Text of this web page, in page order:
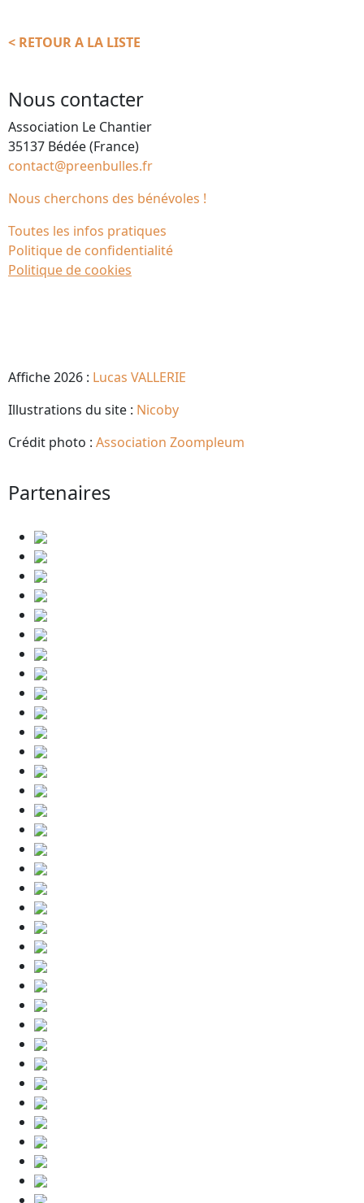
< RETOUR A LA LISTE
Nous contacter
Association Le Chantier
35137 Bédée (France)
contact@preenbulles.fr
Nous cherchons des bénévoles !
Toutes les infos pratiques
Politique de confidentialité
Politique de cookies
Affiche 2026 : Lucas VALLERIE
Illustrations du site : Nicoby
Crédit photo : Association Zoompleum
Partenaires